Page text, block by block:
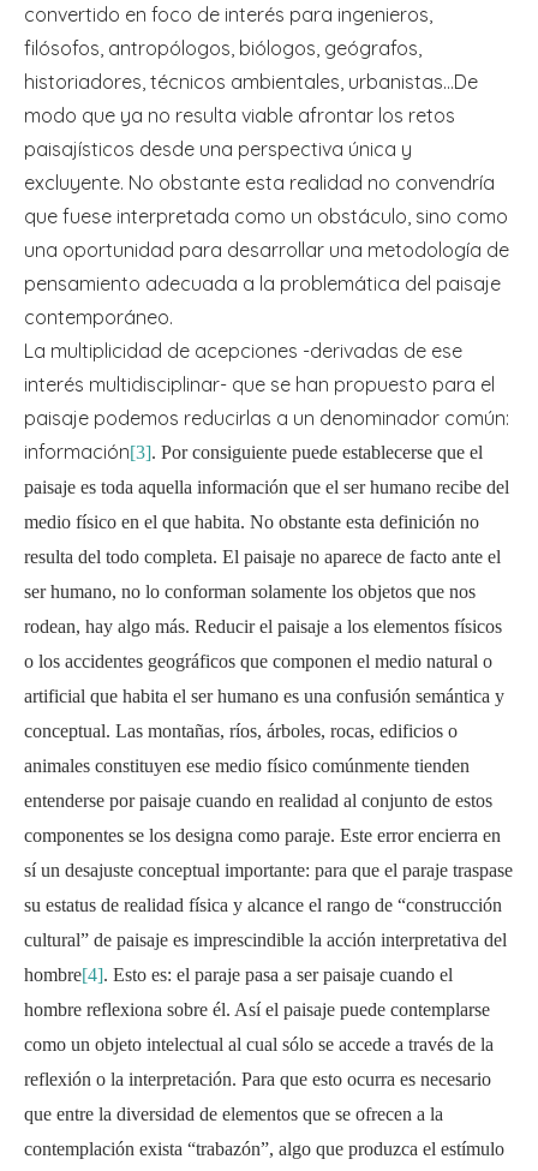
convertido en foco de interés para ingenieros,
filósofos, antropólogos, biólogos, geógrafos,
historiadores, técnicos ambientales, urbanistas…De
modo que ya no resulta viable afrontar los retos
paisajísticos desde una perspectiva única y
excluyente. No obstante esta realidad no convendría
que fuese interpretada como un obstáculo, sino como
una oportunidad para desarrollar una metodología de
pensamiento adecuada a la problemática del paisaje
contemporáneo.
La multiplicidad de acepciones -derivadas de ese
interés multidisciplinar- que se han propuesto para el
paisaje podemos reducirlas a un denominador común:
información[3]. Por consiguiente puede establecerse que el
paisaje es toda aquella información que el ser humano recibe del
medio físico en el que habita. No obstante esta definición no
resulta del todo completa. El paisaje no aparece de facto ante el
ser humano, no lo conforman solamente los objetos que nos
rodean, hay algo más. Reducir el paisaje a los elementos físicos
o los accidentes geográficos que componen el medio natural o
artificial que habita el ser humano es una confusión semántica y
conceptual. Las montañas, ríos, árboles, rocas, edificios o
animales constituyen ese medio físico comúnmente tienden
entenderse por paisaje cuando en realidad al conjunto de estos
componentes se los designa como paraje. Este error encierra en
sí un desajuste conceptual importante: para que el paraje traspase
su estatus de realidad física y alcance el rango de “construcción
cultural” de paisaje es imprescindible la acción interpretativa del
hombre[4]. Esto es: el paraje pasa a ser paisaje cuando el
hombre reflexiona sobre él. Así el paisaje puede contemplarse
como un objeto intelectual al cual sólo se accede a través de la
reflexión o la interpretación. Para que esto ocurra es necesario
que entre la diversidad de elementos que se ofrecen a la
contemplación exista “trabazón”, algo que produzca el estímulo